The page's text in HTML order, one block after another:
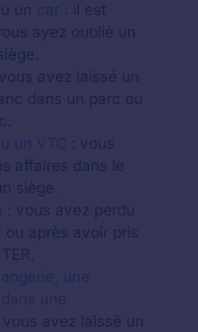
un car : il est
ayez oublié un
avez laissé un
dans un parc ou
un VTC : vous
affaires dans le
siège.
: vous avez perdu
ou après avoir pris
une
une
vous avez laissé un